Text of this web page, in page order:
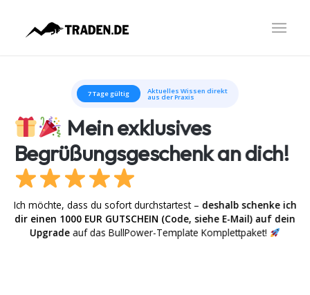
7 Tage gültig Aktuelles Wissen direkt
aus der Praxis
Mein exklusives
Begrüßungsgeschenk an dich!
Ich möchte, dass du sofort durchstartest – deshalb schenke ich
dir einen 1000 EUR GUTSCHEIN (Code, siehe E-Mail) auf dein
Upgradeauf das BullPower-Template Komplettpaket!